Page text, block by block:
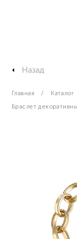
Назад
Главная Каталог
Браслет